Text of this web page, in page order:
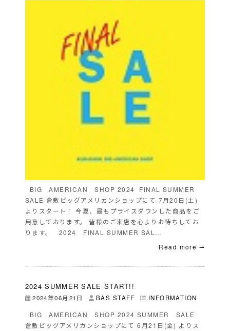
BIG AMERICAN SHOP 2024 FINAL SUMMER
SALE 倉敷ビッグアメリカンショップにて 7月20日(土)
よりスタート！ 今夏、最もプライスダウンした商品をご
用意しております。 皆様のご来店を心よりお待ちしてお
ります。 2024 FINAL SUMMER SAL…
Read more ⇀
2024 SUMMER SALE START!!
2024年06月21日 BAS STAFF INFORMATION
BIG AMERICAN SHOP 2024 SUMMER SALE
倉敷ビッグアメリカンショップにて 6月21日(金) よりス